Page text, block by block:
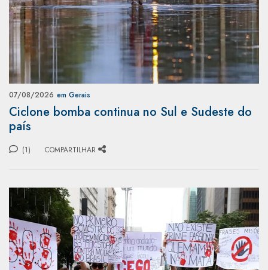
07/08/2026 em Gerais
Ciclone bomba continua no Sul e Sudeste do
país
(1) COMPARTILHAR